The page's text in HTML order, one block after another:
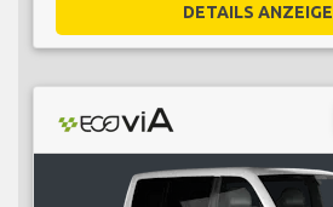
DETAILS